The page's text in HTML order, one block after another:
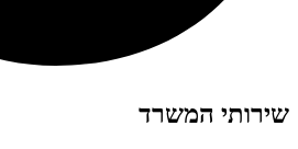
שירותי המשרד